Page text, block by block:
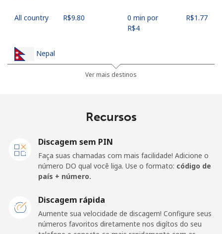
All country ⁦R$9.80⁩
0 min por
⁦R$4⁩
⁦R$1.77⁩
Nepal
3 min por
3 min por
Telefone
⁦R$0.05⁩
Celular ⁦R$0.96⁩
4 min por
⁦R$4⁩
⁦R$0.75⁩
Ver mais destinos
Recursos
Discagem sem PIN
Faça suas chamadas com mais facilidade! Adicione o
número DO qual você liga. Use o formato: código de
país + número.
Discagem rápida
Aumente sua velocidade de discagem! Configure seus
números favoritos diretamente nos digítos do seu